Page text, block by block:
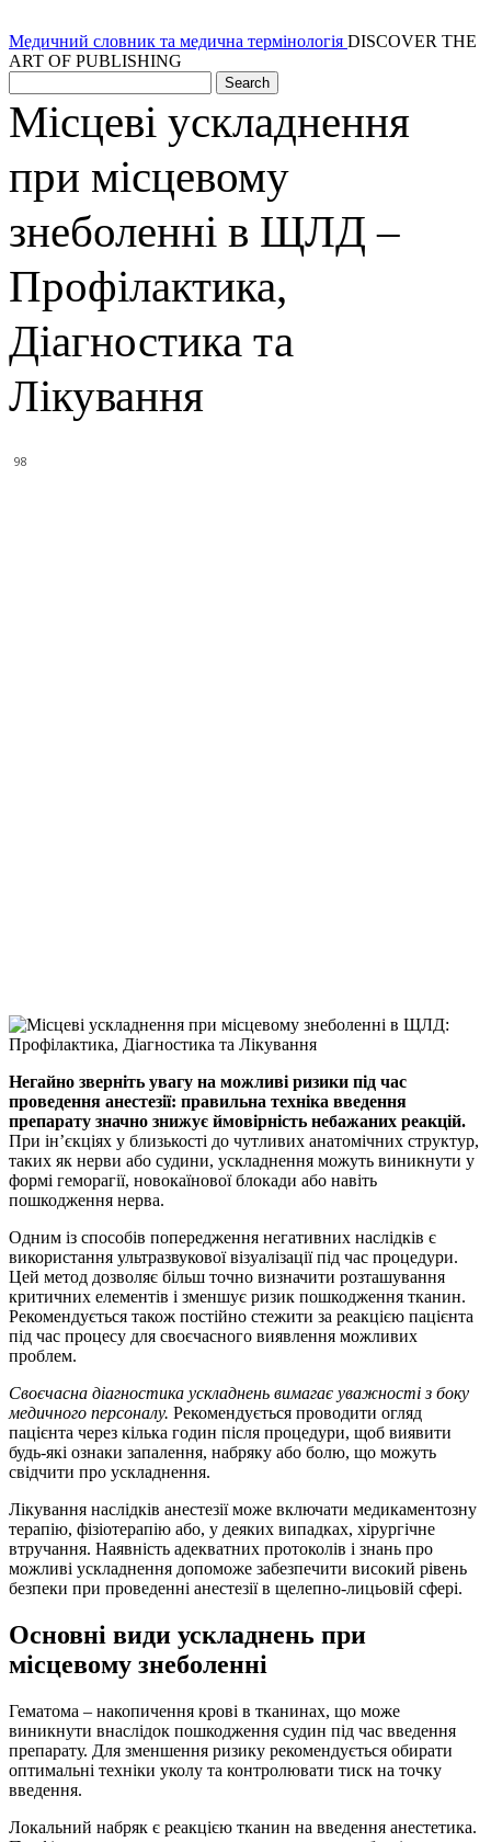
Медичний словник та медична термінологія DISCOVER THE
ART OF PUBLISHING
Місцеві ускладнення
при місцевому
знеболенні в ЩЛД –
Профілактика,
Діагностика та
Лікування
98
Негайно зверніть увагу на можливі ризики під час
проведення анестезії: правильна техніка введення
препарату значно знижує ймовірність небажаних реакцій.
При ін’єкціях у близькості до чутливих анатомічних структур,
таких як нерви або судини, ускладнення можуть виникнути у
формі геморагії, новокаїнової блокади або навіть
пошкодження нерва.
Одним із способів попередження негативних наслідків є
використання ультразвукової візуалізації під час процедури.
Цей метод дозволяє більш точно визначити розташування
критичних елементів і зменшує ризик пошкодження тканин.
Рекомендується також постійно стежити за реакцією пацієнта
під час процесу для своєчасного виявлення можливих
проблем.
Своєчасна діагностика ускладнень вимагає уважності з боку
медичного персоналу. Рекомендується проводити огляд
пацієнта через кілька годин після процедури, щоб виявити
будь-які ознаки запалення, набряку або болю, що можуть
свідчити про ускладнення.
Лікування наслідків анестезії може включати медикаментозну
терапію, фізіотерапію або, у деяких випадках, хірургічне
втручання. Наявність адекватних протоколів і знань про
можливі ускладнення допоможе забезпечити високий рівень
безпеки при проведенні анестезії в щелепно-лицьовій сфері.
Основні види ускладнень при
місцевому знеболенні
Гематома – накопичення крові в тканинах, що може
виникнути внаслідок пошкодження судин під час введення
препарату. Для зменшення ризику рекомендується обирати
оптимальні техніки уколу та контролювати тиск на точку
введення.
Локальний набряк є реакцією тканин на введення анестетика.